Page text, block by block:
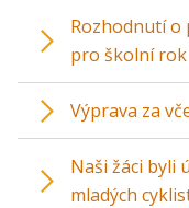
Rozhodnutí o
pro školní rok
Výprava za
Naši žáci byli
mladých